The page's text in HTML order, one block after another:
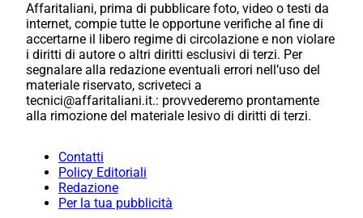
Affaritaliani, prima di pubblicare foto, video o testi da
internet, compie tutte le opportune verifiche al fine di
accertarne il libero regime di circolazione e non violare
i diritti di autore o altri diritti esclusivi di terzi. Per
segnalare alla redazione eventuali errori nell’uso del
materiale riservato, scriveteci a
tecnici@affaritaliani.it.: provvederemo prontamente
alla rimozione del materiale lesivo di diritti di terzi.
Contatti
Policy Editoriali
Redazione
Per la tua pubblicità